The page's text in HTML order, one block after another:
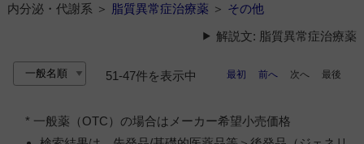
内分泌・代謝系 ＞ 脂質異常症治療薬 ＞ その他
解説文: 脂質異常症治療薬
51-47件を表示中 最初 前へ 次へ 最後
* 一般薬（OTC）の場合はメーカー希望小売価格